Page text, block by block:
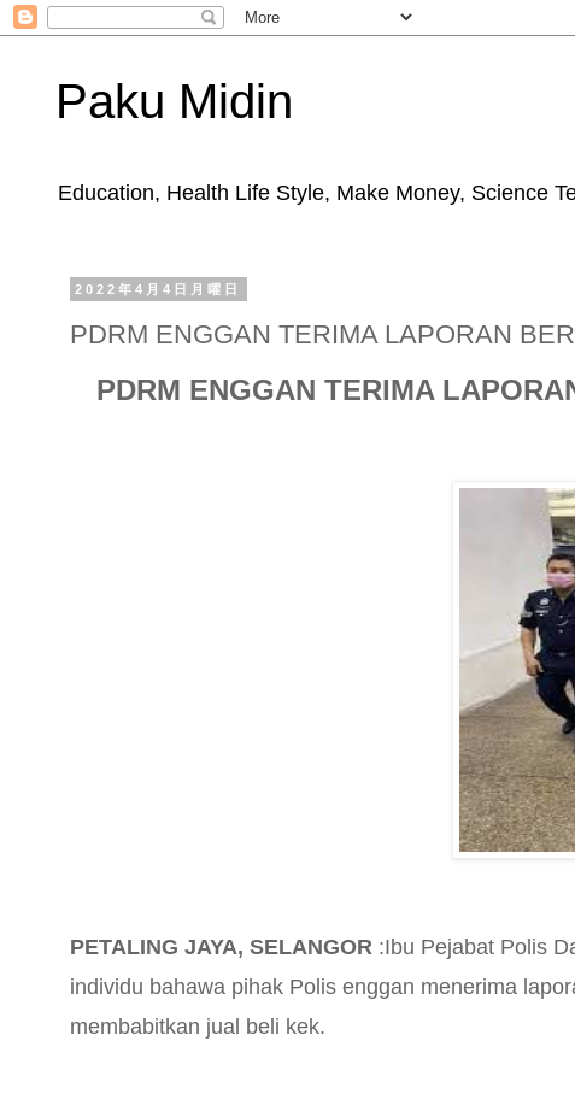
Paku Midin
Education, Health Life Style, Make Money, Science
2022年4月4日月曜日
PDRM ENGGAN TERIMA LAPORAN
PDRM ENGGAN TERIMA
PETALING JAYA, SELANGOR :Ibu Pejabat Polis
individu bahawa pihak Polis enggan menerima
membabitkan jual beli kek.